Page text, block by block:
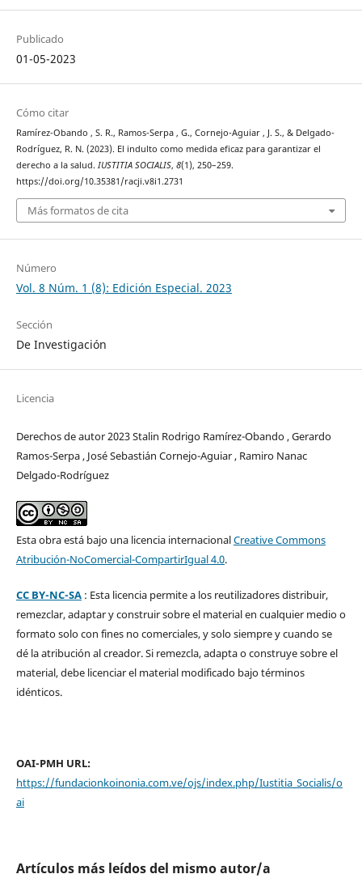
Publicado
01-05-2023
Cómo citar
Ramírez-Obando , S. R., Ramos-Serpa , G., Cornejo-Aguiar , J. S., & Delgado-
Rodríguez, R. N. (2023). El indulto como medida eficaz para garantizar el
derecho a la salud. IUSTITIA SOCIALIS, 8(1), 250–259.
https://doi.org/10.35381/racji.v8i1.2731
Más formatos de cita
Número
Vol. 8 Núm. 1 (8): Edición Especial. 2023
Sección
De Investigación
Licencia
Derechos de autor 2023 Stalin Rodrigo Ramírez-Obando , Gerardo
Ramos-Serpa , José Sebastián Cornejo-Aguiar , Ramiro Nanac
Delgado-Rodríguez
Esta obra está bajo una licencia internacionalCreative Commons
Atribución-NoComercial-CompartirIgual 4.0.
CC BY-NC-SA: Esta licencia permite a los reutilizadores distribuir,
remezclar, adaptar y construir sobre el material en cualquier medio o
formato solo con fines no comerciales, y solo siempre y cuando se
dé la atribución al creador. Si remezcla, adapta o construye sobre el
material, debe licenciar el material modificado bajo términos
idénticos.
OAI-PMH URL:
https://fundacionkoinonia.com.ve/ojs/index.php/Iustitia_Socialis/o
ai
Artículos más leídos del mismo autor/a